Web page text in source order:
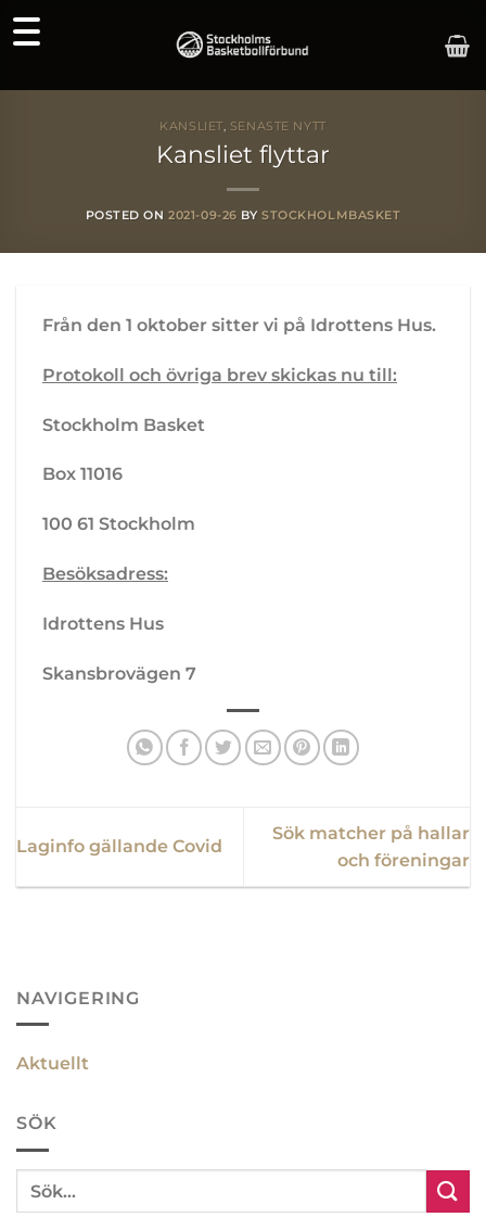
Skip
to
KANSLIET, SENASTE NYTT
Kansliet flyttar
POSTED ON2021-09-26 BYSTOCKHOLMBASKET
Från den 1 oktober sitter vi på Idrottens Hus.
Protokoll och övriga brev skickas nu till:
Stockholm Basket
Box 11016
100 61 Stockholm
Besöksadress:
Idrottens Hus
Skansbrovägen 7
Laginfo gällande Covid
Sök matcher på hallar
och föreningar
NAVIGERING
Aktuellt
SÖK